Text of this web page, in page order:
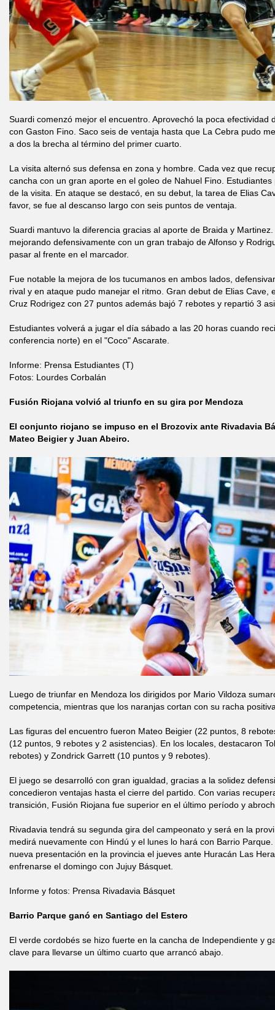
Suardi comenzó mejor el encuentro. Aprovechó la poca efectividad
con Gaston Fino. Saco seis de ventaja hasta que La Cebra pudo
a dos la brecha al término del primer cuarto.
La visita alternó sus defensa en zona y hombre. Cada vez que
cancha con un gran aporte en el goleo de Nahuel Fino.
de la visita. En ataque se destacó, en su debut, la tarea de Elias
favor, se fue al descanso largo con seis puntos de ventaja.
Suardi mantuvo la diferencia gracias al aporte de Braida y
mejorando defensivamente con un gran trabajo de Alfonso y
pasar al frente en el marcador.
Fue notable la mejora de los tucumanos en ambos lados,
rival y en ataque pudo manejar el ritmo. Gran debut de Elias Cave,
Cruz Rodrigez con 27 puntos además bajó 7 rebotes y repartió 3
Estudiantes volverá a jugar el día sábado a las 20 horas cuando
conferencia norte) en el "Coco" Ascarate.
Informe: Prensa Estudiantes (T)
Fotos: Lourdes Corbalán
Fusión Riojana volvió al triunfo en su gira por Mendoza
El conjunto riojano se impuso en el Brozovix ante Rivadavia
Mateo Beigier y Juan Abeiro.
Luego de triunfar en Mendoza los dirigidos por Mario Vildoza
competencia, mientras que los naranjas cortan con su racha
Las figuras del encuentro fueron Mateo Beigier (22 puntos, 8
(12 puntos, 9 rebotes y 2 asistencias). En los locales, destacaron
rebotes) y Zondrick Garrett (10 puntos y 9 rebotes).
El juego se desarrolló con gran igualdad, gracias a la solidez
concedieron ventajas hasta el cierre del partido. Con varias
transición, Fusión Riojana fue superior en el último período y
Rivadavia tendrá su segunda gira del campeonato y será en la
medirá nuevamente con Hindú y el lunes lo hará con Barrio
nueva presentación en la provincia el jueves ante Huracán Las
enfrenarse el domingo con Jujuy Básquet.
Informe y fotos: Prensa Rivadavia Básquet
Barrio Parque ganó en Santiago del Estero
El verde cordobés se hizo fuerte en la cancha de Independiente y
clave para llevarse un último cuarto que arrancó abajo.